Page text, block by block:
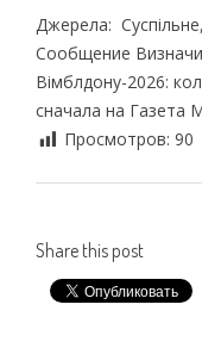
Джерела:
Сообщение
Вімблдону-2026:
сначала на Газета
Просмотров: 90
Share this post